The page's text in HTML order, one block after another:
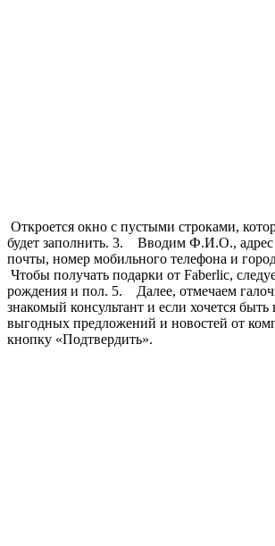
Откроется окно с пустыми строками,
будет заполнить. 3. Вводим Ф.И.О., адрес
почты, номер мобильного телефона и
Чтобы получать подарки от Faberlic,
рождения и пол. 5. Далее, отмечаем
знакомый консультант и если хочется быть
выгодных предложений и новостей от
кнопку «Подтвердить».